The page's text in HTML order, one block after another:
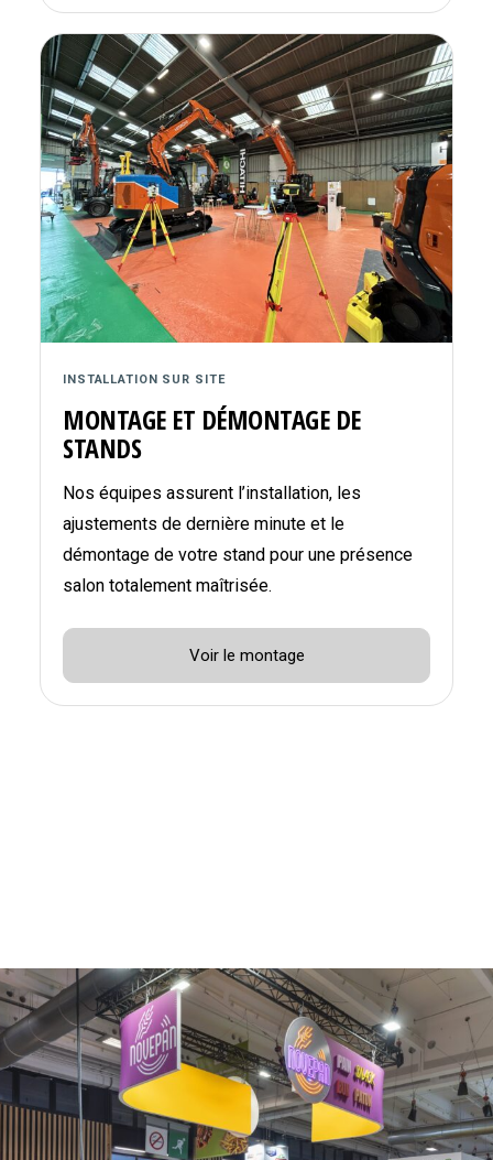
INSTALLATION SUR SITE
MONTAGE ET DÉMONTAGE DE
STANDS
Nos équipes assurent l’installation, les
ajustements de dernière minute et le
démontage de votre stand pour une présence
salon totalement maîtrisée.
Voir le montage